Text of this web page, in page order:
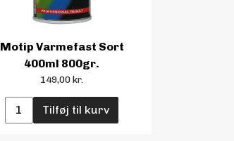
Motip Varmefast Sort
400ml 800gr.
149,00 kr.
Tilføj til kurv